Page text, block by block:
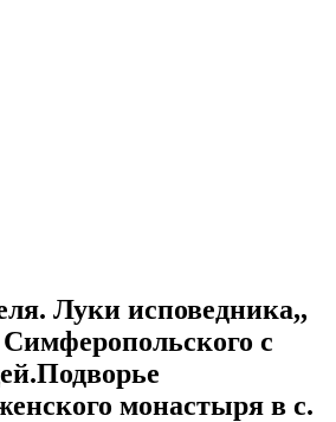
Луки исповедника,,
с
монастыря в с.